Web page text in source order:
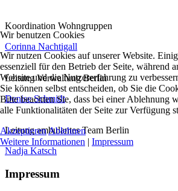
Koordination Wohngruppen
Corinna Nachtigall
Leitung Verwaltung Berlin
Denise Schmidt
Leitung ambulantes Team Berlin
Nadja Katsch
Impressum
Wir benutzen Cookies
Wir nutzen Cookies auf unserer Website.
essenziell für den Betrieb der Seite, während
Website und die Nutzererfahrung zu
Sie können selbst entscheiden, ob Sie die
Bitte beachten Sie, dass bei einer Ablehnung
alle Funktionalitäten der Seite zur Verfügung
AkzeptierenAblehnen
Weitere Informationen | Impressum